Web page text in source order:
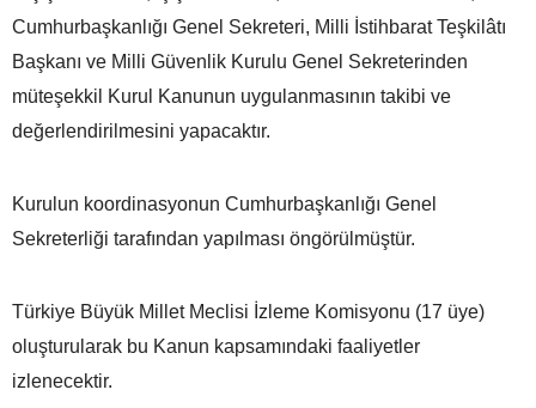
Cumhurbaşkanlığı Genel Sekreteri, Milli İstihbarat Teşkilâtı
Başkanı ve Milli Güvenlik Kurulu Genel Sekreterinden
müteşekkil Kurul Kanunun uygulanmasının takibi ve
değerlendirilmesini yapacaktır.
Kurulun koordinasyonun Cumhurbaşkanlığı Genel
Sekreterliği tarafından yapılması öngörülmüştür.
Türkiye Büyük Millet Meclisi İzleme Komisyonu (17 üye)
oluşturularak bu Kanun kapsamındaki faaliyetler
izlenecektir.